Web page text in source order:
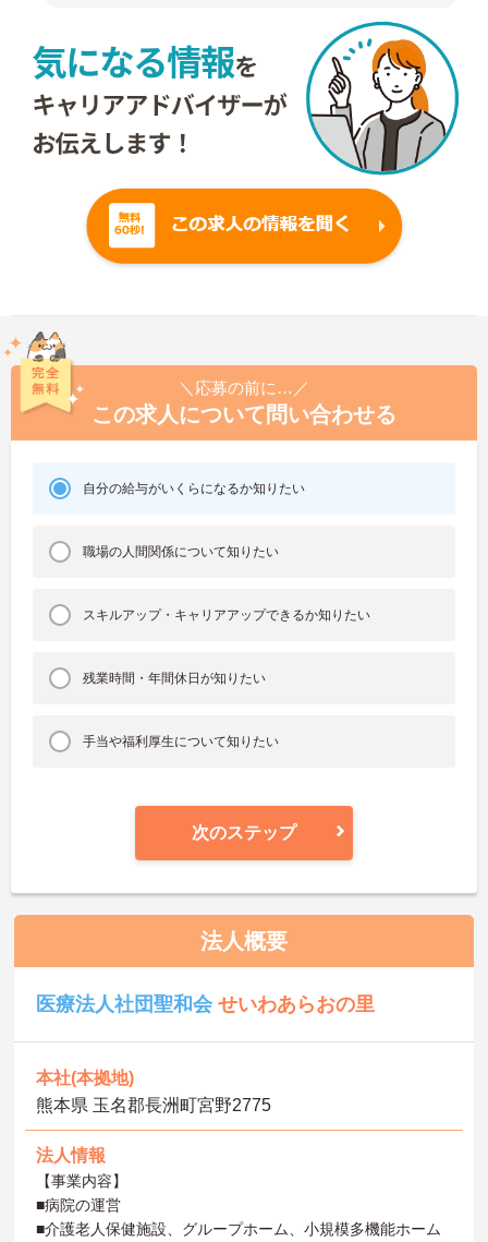
＼応募の前に…／
この求人について問い合わせる
自分の給与がいくらになるか知りたい
職場の人間関係について知りたい
スキルアップ・キャリアアップできるか知りたい
残業時間・年間休日が知りたい
手当や福利厚生について知りたい
次のステップ
法人概要
医療法人社団聖和会せいわあらおの里
本社(本拠地)
熊本県 玉名郡長洲町宮野2775
法人情報
【事業内容】
■病院の運営
■介護老人保健施設、グループホーム、小規模多機能ホーム